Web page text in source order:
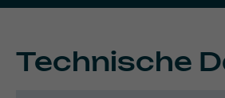
Technische